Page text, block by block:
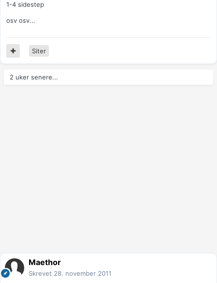
1-4 sidestep
osv osv...
Siter
2 uker senere...
Maethor
Skrevet 28. november 2011